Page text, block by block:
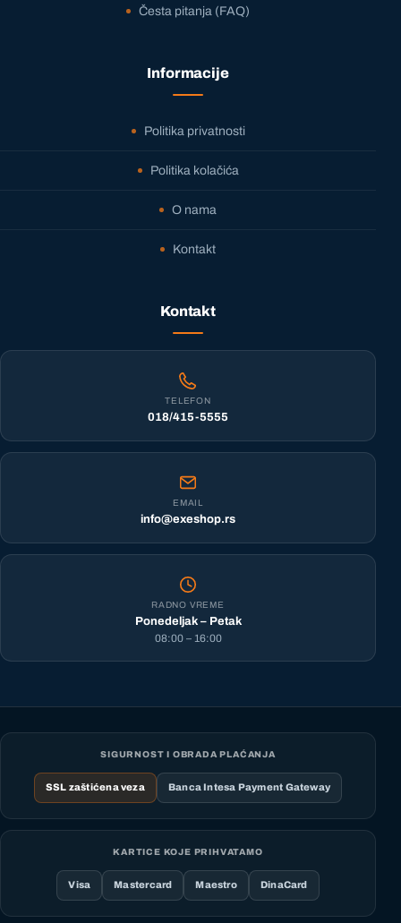
Česta pitanja (FAQ)
Informacije
Politika privatnosti
Politika kolačića
O nama
Kontakt
Kontakt
TELEFON
018/415-5555
EMAIL
info@exeshop.rs
RADNO VREME
Ponedeljak – Petak
08:00 – 16:00
SIGURNOST I OBRADA PLAĆANJA
SSL zaštićena veza Banca Intesa Payment Gateway
KARTICE KOJE PRIHVATAMO
Visa Mastercard Maestro DinaCard